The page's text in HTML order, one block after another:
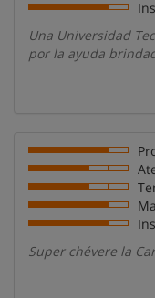
Una Universidad
por la ayuda
Super chévere la